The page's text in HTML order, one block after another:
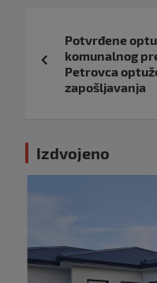
objava
Potvrđene
komunalnog
Petrovca
zapošljavanja
Izdvojeno